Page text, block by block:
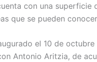
con una superficie
que se pueden
el 10 de
Antonio Aritzia, de